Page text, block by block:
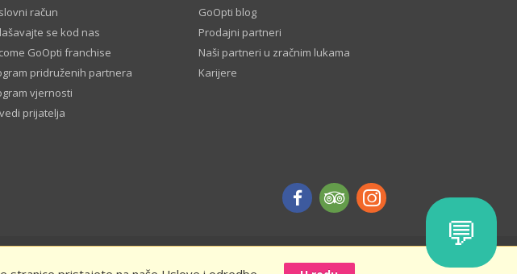
račun
se kod nas
GoOpti franchise
pridruženih partnera
vjernosti
prijatelja
GoOpti blog
Prodajni partneri
Naši partneri u zračnim lukama
Karijere
Rezerviši unaprijed – pravila i uslovi
💬